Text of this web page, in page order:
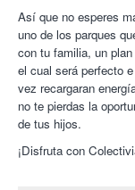
Así que no esperes
uno de los parques
con tu familia, un
el cual será perfecto
vez recargaran
no te pierdas la
de tus hijos.
¡Disfruta con